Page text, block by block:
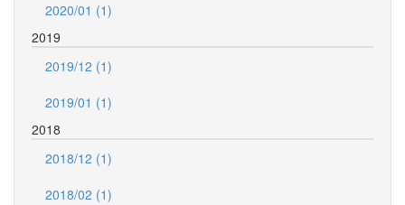
2020/01 (1)
2019
2019/12 (1)
2019/01 (1)
2018
2018/12 (1)
2018/02 (1)